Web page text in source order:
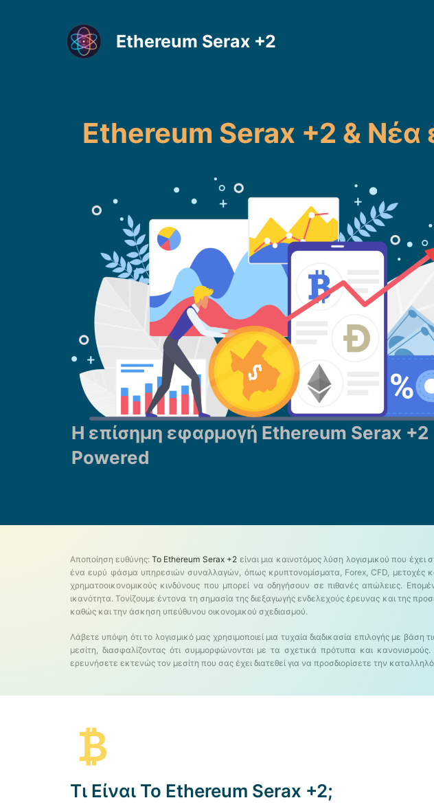
περιεχόμενο
Ethereum Serax +2
Ethereum Serax +2 &
Η επίσημη εφαρμογή Ethereum Serax +2
Powered
Αποποίηση ευθύνης: Το Ethereum Serax +2 είναι μια καινοτόμος λύση λογισμικού που
ένα ευρύ φάσμα υπηρεσιών συναλλαγών, όπως κρυπτονομίσματα, Forex, CFD, μετοχές
χρηματοοικονομικούς κινδύνους που μπορεί να οδηγήσουν σε πιθανές απώλειες.
ικανότητα. Τονίζουμε έντονα τη σημασία της διεξαγωγής ενδελεχούς έρευνας και της
καθώς και την άσκηση υπεύθυνου οικονομικού σχεδιασμού.
Λάβετε υπόψη ότι το λογισμικό μας χρησιμοποιεί μια τυχαία διαδικασία επιλογής με
μεσίτη, διασφαλίζοντας ότι συμμορφώνονται με τα σχετικά πρότυπα και
ερευνήσετε εκτενώς τον μεσίτη που σας έχει διατεθεί για να προσδιορίσετε την
Τι Είναι Το Ethereum Serax +2;